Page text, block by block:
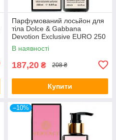
Парфумований лосьйон для
тіла Dolce & Gabbana
Devotion Exclusive EURO 250
мл
В наявності
187,20 ₴ 208 ₴
Купити
–10%